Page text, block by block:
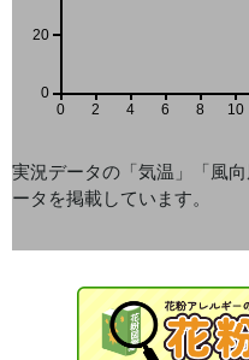
0 2 4 6 8 10
0
20
実況データの「気温」「風
ータを掲載しています。